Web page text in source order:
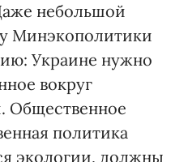
небольшой
Минэкополитики
Украине нужно
вокруг
Общественное
политика
экологии, должны